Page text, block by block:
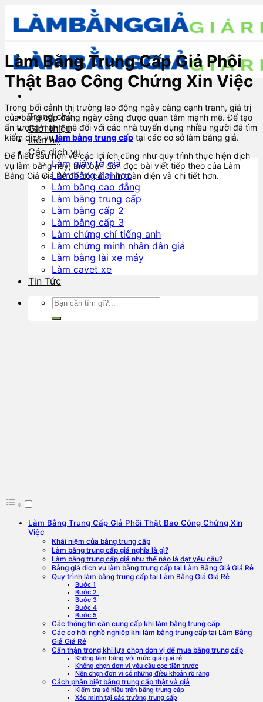
content
Trang chủ
Giới thiệu
Liên hệ
Các dịch vụ
Làm giấy tờ giả
Làm bằng đại học
Làm bằng cao đẳng
Làm bằng trung cấp
Làm bằng cấp 2
Làm bằng cấp 3
Làm chứng chỉ tiếng anh
Làm chứng minh nhân dân giả
Làm bằng lài xe máy
Làm cavet xe
Tin Tức
Làm Bằng Trung Cấp Giả Phôi
Thật Bao Công Chứng Xin Việc
Trong bối cảnh thị trường lao động ngày càng cạnh tranh, giá trị
của bằng cấp đang ngày càng được quan tâm mạnh mẽ. Để tạo
ấn tượng mạnh mẽ đối với các nhà tuyển dụng nhiều người đã tìm
kiếm dịch vụlàm bằng trung cấp tại các cơ sở làm bằng giả.
Để hiểu sâu hơn về các lợi ích cũng như quy trình thực hiện dịch
vụ làm bằng này, mời bạn đón đọc bài viết tiếp theo của Làm
Bằng Giả Giá Rẻ để có cái nhìn toàn diện và chi tiết hơn.
Làm Bằng Trung Cấp Giả Phôi Thật Bao Công Chứng Xin
Việc
Khái niệm của bằng trung cấp
Làm bằng trung cấp giả nghĩa là gì?
Làm bằng trung cấp giả như thế nào là đạt yêu cầu?
Bảng giá dịch vụ làm bằng trung cấp tại Làm Bằng Giả Giá Rẻ
Quy trình làm bằng trung cấp tại Làm Bằng Giả Giá Rẻ
Bước 1
Bước 2
Bước 3
Bước 4
Bước 5
Các thông tin cần cung cấp khi làm bằng trung cấp
Các cơ hội nghề nghiệp khi làm bằng trung cấp tại Làm Bằng
Giả Giá Rẻ
Cẩn thận trong khi lựa chọn đơn vị để mua bằng trung cấp
Không làm bằng với mức giá quá rẻ
Không chọn đơn vị yêu cầu cọc tiền trước
Nên chọn đơn vị có những điều khoản rõ ràng
Cách phân biệt bằng trung cấp thật và giả
Kiểm tra số hiệu trên bằng trung cấp
Xác minh tại các trường trung cấp